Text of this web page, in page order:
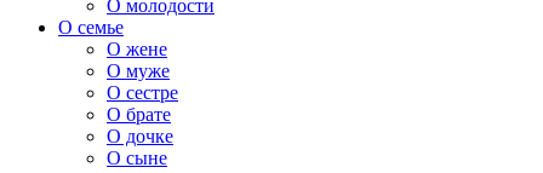
О молодости
О семье
О жене
О муже
О сестре
О брате
О дочке
О сыне